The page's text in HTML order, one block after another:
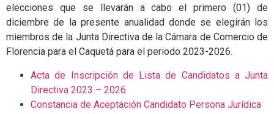
elecciones que se llevarán a cabo el primero (01) de
diciembre de la presente anualidad donde se elegirán los
miembros de la Junta Directiva de la Cámara de Comercio de
Florencia para el Caquetá para el periodo 2023-2026.
Acta de Inscripción de Lista de Candidatos a Junta
Directiva 2023 – 2026
Constancia de Aceptación Candidato Persona Jurídica